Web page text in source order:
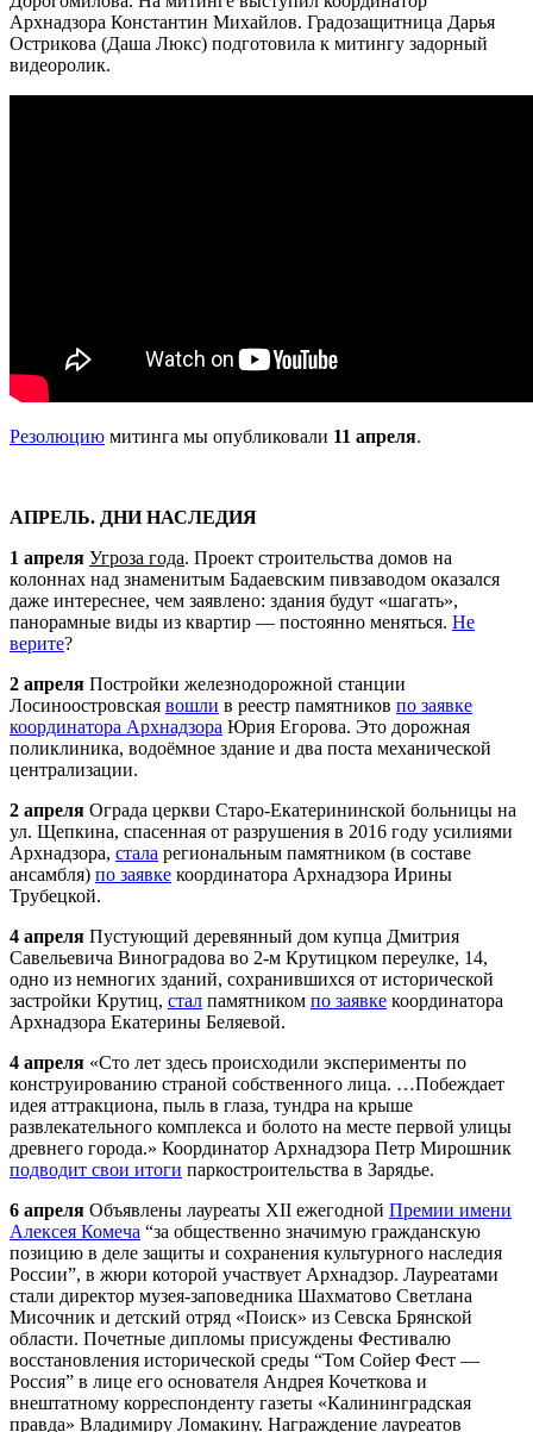
Архнадзора Константин Михайлов. Градозащитница Дарья
Острикова (Даша Люкс) подготовила к митингу задорный
видеоролик.
Резолюцию митинга мы опубликовали 11 апреля.
АПРЕЛЬ. ДНИ НАСЛЕДИЯ
1 апреля Угроза года. Проект строительства домов на
колоннах над знаменитым Бадаевским пивзаводом оказался
даже интереснее, чем заявлено: здания будут «шагать»,
панорамные виды из квартир — постоянно меняться. Не
верите?
2 апреля Постройки железнодорожной станции
Лосиноостровская вошли в реестр памятников по заявке
координатора Архнадзора Юрия Егорова. Это дорожная
поликлиника, водоёмное здание и два поста механической
централизации.
2 апреля Ограда церкви Старо-Екатерининской больницы на
ул. Щепкина, спасенная от разрушения в 2016 году усилиями
Архнадзора, стала региональным памятником (в составе
ансамбля) по заявке координатора Архнадзора Ирины
Трубецкой.
4 апреля Пустующий деревянный дом купца Дмитрия
Савельевича Виноградова во 2-м Крутицком переулке, 14,
одно из немногих зданий, сохранившихся от исторической
застройки Крутиц, стал памятником по заявке координатора
Архнадзора Екатерины Беляевой.
4 апреля «Сто лет здесь происходили эксперименты по
конструированию страной собственного лица. …Побеждает
идея аттракциона, пыль в глаза, тундра на крыше
развлекательного комплекса и болото на месте первой улицы
древнего города.» Координатор Архнадзора Петр Мирошник
подводит свои итоги паркостроительства в Зарядье.
6 апреля Объявлены лауреаты XII ежегодной Премии имени
Алексея Комеча “за общественно значимую гражданскую
позицию в деле защиты и сохранения культурного наследия
России”, в жюри которой участвует Архнадзор. Лауреатами
стали директор музея-заповедника Шахматово Светлана
Мисочник и детский отряд «Поиск» из Севска Брянской
области. Почетные дипломы присуждены Фестивалю
восстановления исторической среды “Том Сойер Фест —
Россия” в лице его основателя Андрея Кочеткова и
внештатному корреспонденту газеты «Калининградская
правда» Владимиру Ломакину. Награждение лауреатов